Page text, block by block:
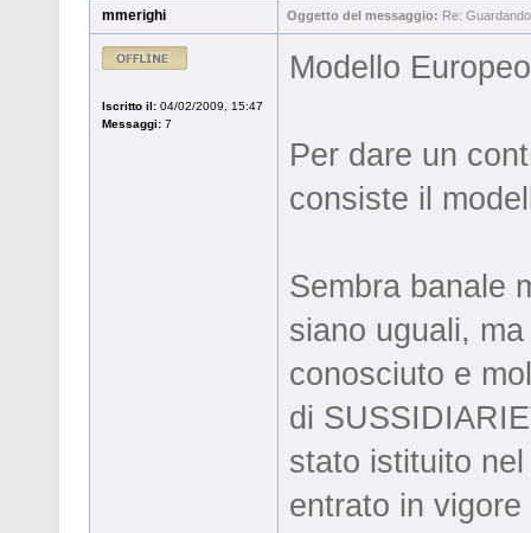
mmerighi Oggetto del messaggio: Re:
Iscritto il: 04/02/2009, 15:47
Messaggi: 7
Modello
Per dare un
consiste il
Sembra banale
siano uguali,
conosciuto e
di
stato istituito
entrato in